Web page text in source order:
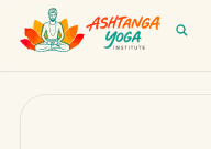
Formation